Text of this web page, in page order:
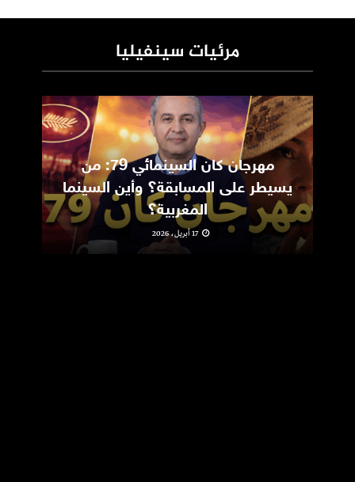
مرئيات سينفيليا
مهرجان كان السينمائي 79: من
يسيطر على المسابقة؟ وأين السينما
المغربية؟
17 أبريل، 2026